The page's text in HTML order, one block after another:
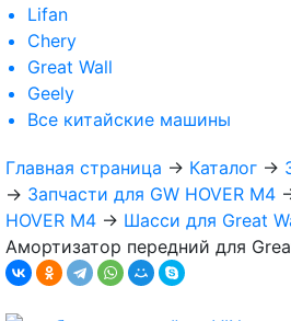
Lifan
Chery
Great Wall
Geely
Все китайские машины
Главная страница → Каталог →
→ Запчасти для GW HOVER M4
HOVER M4 → Шасси для Great
Амортизатор передний для